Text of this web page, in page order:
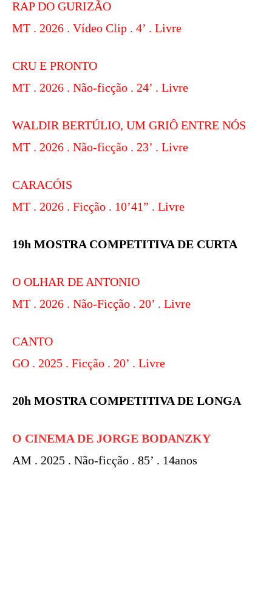
RAP DO GURIZÃO
MT . 2026 . Vídeo Clip . 4’ . Livre
CRU E PRONTO
MT . 2026 . Não-ficção . 24’ . Livre
WALDIR BERTÚLIO, UM GRIÔ ENTRE NÓS
MT . 2026 . Não-ficção . 23’ . Livre
CARACÓIS
MT . 2026 . Ficção . 10’41” . Livre
19h MOSTRA COMPETITIVA DE CURTA
O OLHAR DE ANTONIO
MT . 2026 . Não-Ficção . 20’ . Livre
CANTO
GO . 2025 . Ficção . 20’ . Livre
20h MOSTRA COMPETITIVA DE LONGA
O CINEMA DE JORGE BODANZKY
AM . 2025 . Não-ficção . 85’ . 14anos